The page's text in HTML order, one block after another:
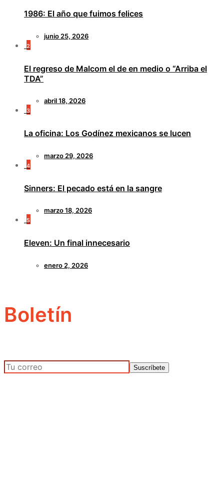
1986: El año que fuimos felices
junio 25, 2026
2
El regreso de Malcom el de en medio o “Arriba el
TDA”
abril 18, 2026
3
La oficina: Los Godínez mexicanos se lucen
marzo 29, 2026
4
Sinners: El pecado está en la sangre
marzo 18, 2026
5
Eleven: Un final innecesario
enero 2, 2026
Boletín